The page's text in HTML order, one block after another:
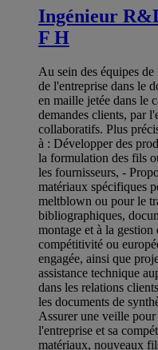
Ingénieur
F H
Au sein des équipes
de l'entreprise dans le
en maille jetée dans le
demandes clients, par
collaboratifs. Plus
à : Développer des
la formulation des fils
les fournisseurs, -
matériaux spécifiques
meltblown ou pour le
bibliographiques,
montage et à la
compétitivité ou
engagée, ainsi que
assistance technique
dans les relations
les documents de
Assurer une veille
l'entreprise et sa
matériaux, nouveaux